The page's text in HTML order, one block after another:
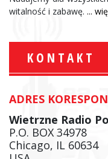
witalność i zabawę. ...
KONTAKT
ADRES
Wietrzne Radio
P.O. BOX 34978
Chicago, IL 60634